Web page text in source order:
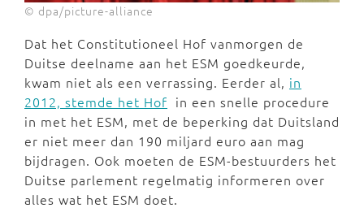
© dpa/picture-alliance
Dat het Constitutioneel Hof vanmorgen de
Duitse deelname aan het ESM goedkeurde,
kwam niet als een verrassing. Eerder al, in
2012, stemde het Hof in een snelle procedure
in met het ESM, met de beperking dat Duitsland
er niet meer dan 190 miljard euro aan mag
bijdragen. Ook moeten de ESM-bestuurders het
Duitse parlement regelmatig informeren over
alles wat het ESM doet.